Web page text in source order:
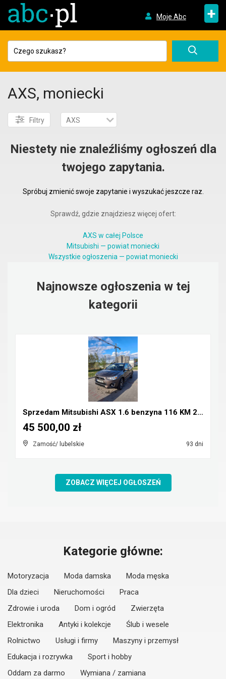
Moje Abc +
AXS, moniecki
Filtry AXS
Niestety nie znaleźliśmy ogłoszeń dla
twojego zapytania.
Spróbuj zmienić swoje zapytanie i wyszukać jeszcze raz.
Sprawdź, gdzie znajdziesz więcej ofert:
AXS w całej Polsce
Mitsubishi — powiat moniecki
Wszystkie ogłoszenia — powiat moniecki
Najnowsze ogłoszenia w tej
kategorii
Sprzedam Mitsubishi ASX 1.6 benzyna 116 KM 2016r
Zamość/ lubelskie 93 dni
45 500,00 zł
ZOBACZ WIĘCEJ OGŁOSZEŃ
Kategorie główne:
Motoryzacja Moda damska
Moda męska
Dla dzieci
Nieruchomości
Praca
Zdrowie i uroda
Dom i ogród
Zwierzęta
Elektronika
Antyki i kolekcje
Ślub i wesele
Rolnictwo
Usługi i firmy
Maszyny i przemysł
Edukacja i rozrywka
Sport i hobby
Oddam za darmo
Wymiana / zamiana